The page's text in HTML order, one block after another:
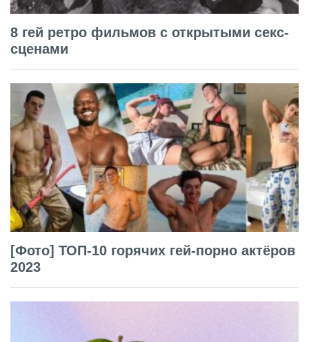
8 гей ретро фильмов с открытыми секс-
сценами
[Фото] ТОП-10 горячих гей-порно актёров
2023